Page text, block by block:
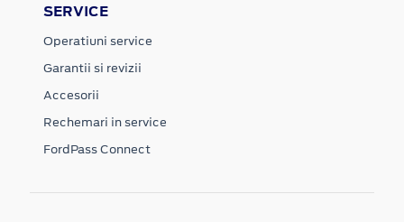
SERVICE
Operatiuni service
Garantii si revizii
Accesorii
Rechemari in service
FordPass Connect